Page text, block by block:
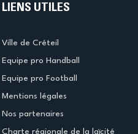
LIENS UTILES
Ville de Créteil
Equipe pro Handball
Equipe pro Football
Mentions légales
Nos partenaires
Charte régionale de la laïcité